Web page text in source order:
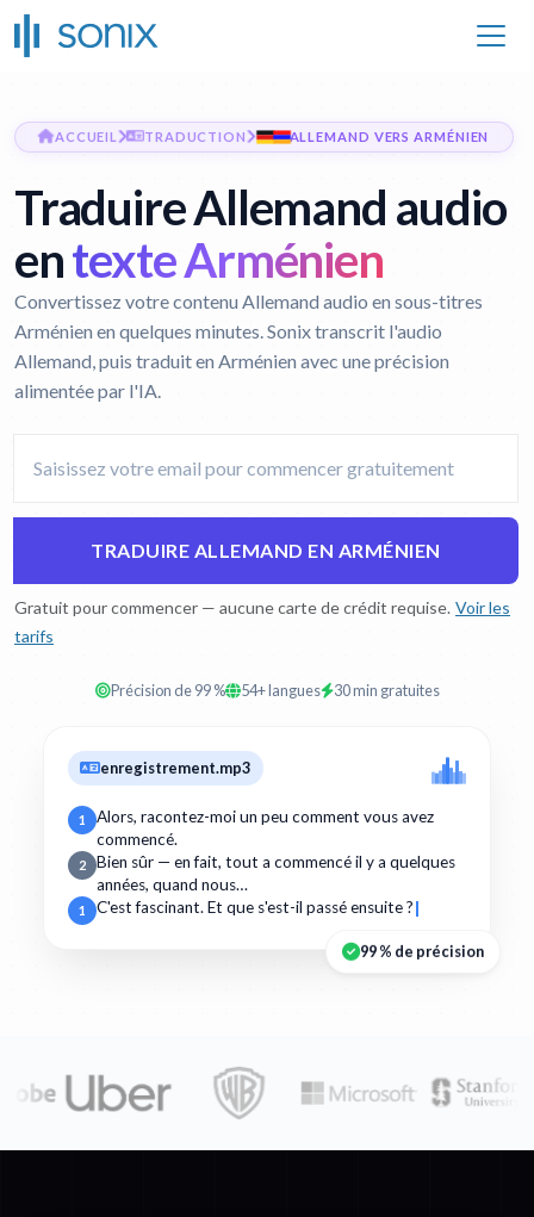
ACCUEIL TRADUCTION ALLEMAND VERS ARMÉNIEN
Traduire Allemand audio
entexte Arménien
Convertissez votre contenu Allemand audio en sous-titres
Arménien en quelques minutes. Sonix transcrit l'audio
Allemand, puis traduit en Arménien avec une précision
alimentée par l'IA.
TRADUIRE ALLEMAND EN ARMÉNIEN
Gratuit pour commencer — aucune carte de crédit requise. Voir les
tarifs
Précision de 99 % 54+ langues 30 min gratuites
enregistrement.mp3
1
Alors, racontez-moi un peu comment vous avez
commencé.
2
Bien sûr — en fait, tout a commencé il y a quelques
années, quand nous…
1 C'est fascinant. Et que s'est-il passé ensuite ?
99 % de précision